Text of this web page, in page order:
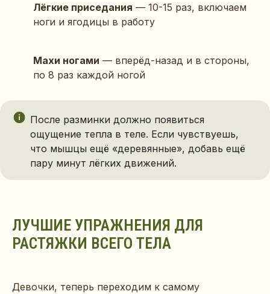
Лёгкие приседания — 10-15 раз, включаем
ноги и ягодицы в работу
Махи ногами — вперёд-назад и в стороны,
по 8 раз каждой ногой
После разминки должно появиться
ощущение тепла в теле. Если чувствуешь,
что мышцы ещё «деревянные», добавь ещё
пару минут лёгких движений.
ЛУЧШИЕ УПРАЖНЕНИЯ ДЛЯ
РАСТЯЖКИ ВСЕГО ТЕЛА
Девочки, теперь переходим к самому